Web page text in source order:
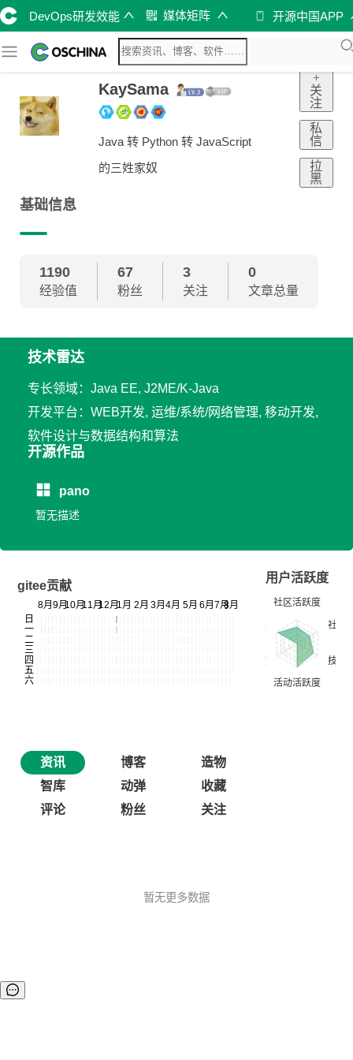
DevOps研发效能 媒体矩阵 开源中国APP
KaySama
Java 转 Python 转 JavaScript
的三姓家奴
+
关
注
私
信
拉
黑
基础信息
1190
经验值
67
粉丝
3
关注
0
文章总量
技术雷达
专长领域：Java EE, J2ME/K-Java
开发平台：WEB开发, 运维/系统/网络管理, 移动开发,
软件设计与数据结构和算法
开源作品
pano
暂无描述
gitee贡献
用户活跃度
资讯 博客
造物
智库
动弹
收藏
评论
粉丝 关注
暂无更多数据